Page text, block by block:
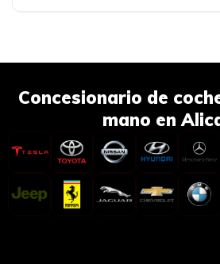
Concesionario de
mano en